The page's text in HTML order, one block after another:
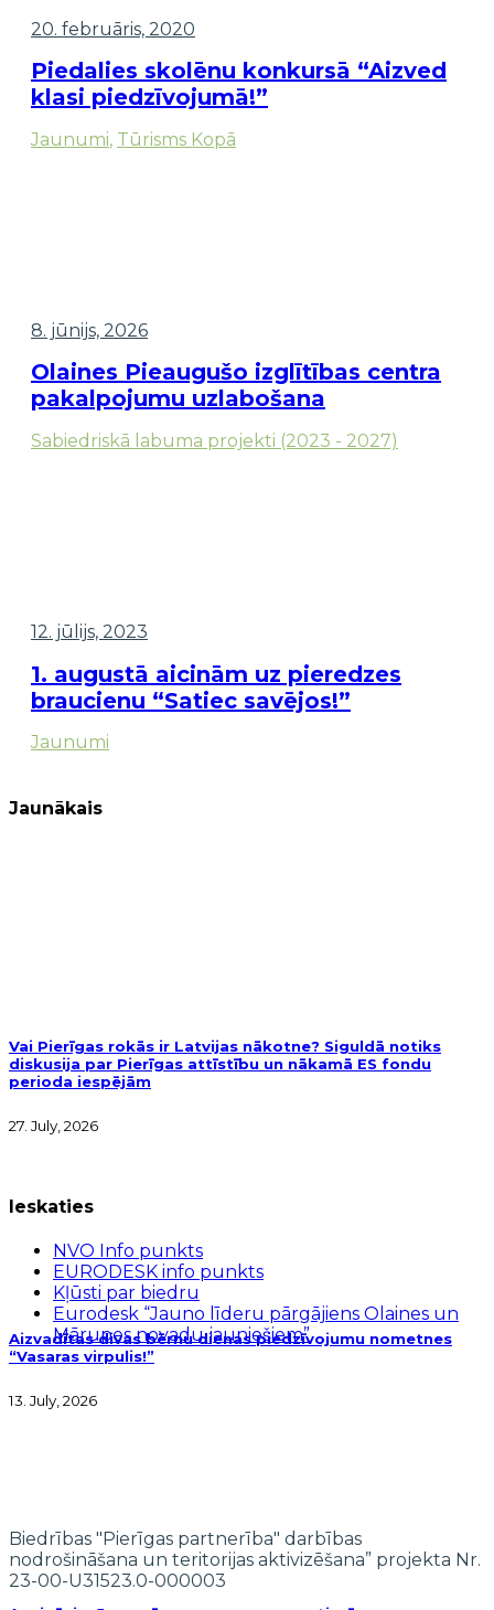
20. februāris, 2020
Piedalies skolēnu konkursā “Aizved
klasi piedzīvojumā!”
Jaunumi, Tūrisms Kopā
8. jūnijs, 2026
Olaines Pieaugušo izglītības centra
pakalpojumu uzlabošana
Sabiedriskā labuma projekti (2023 - 2027)
12. jūlijs, 2023
1. augustā aicinām uz pieredzes
braucienu “Satiec savējos!”
Jaunumi
Jaunākais
Vai Pierīgas rokās ir Latvijas nākotne? Siguldā notiks
diskusija par Pierīgas attīstību un nākamā ES fondu
perioda iespējām
27. July, 2026
Aizvadītas divas bērnu dienas piedzīvojumu nometnes
“Vasaras virpulis!”
13. July, 2026
Ieskaties
NVO Info punkts
EURODESK info punkts
Kļūsti par biedru
Eurodesk “Jauno līderu pārgājiens Olaines un
Mārupes novadu jauniešiem”
Biedrības "Pierīgas partnerība" darbības
nodrošināšana un teritorijas aktivizēšana” projekta Nr.
23-00-U31523.0-000003